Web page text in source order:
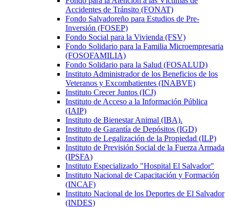
Accidentes de Tránsito (FONAT)
Fondo Salvadoreño para Estudios de Pre-
Inversión (FOSEP)
Fondo Social para la Vivienda (FSV)
Fondo Solidario para la Familia Microempresaria
(FOSOFAMILIA)
Fondo Solidario para la Salud (FOSALUD)
Instituto Administrador de los Beneficios de los
Veteranos y Excombatientes (INABVE)
Instituto Crecer Juntos (ICJ)
Instituto de Acceso a la Información Pública
(IAIP)
Instituto de Bienestar Animal (IBA).
Instituto de Garantía de Depósitos (IGD)
Instituto de Legalización de la Propiedad (ILP)
Instituto de Previsión Social de la Fuerza Armada
(IPSFA)
Instituto Especializado "Hospital El Salvador"
Instituto Nacional de Capacitación y Formación
(INCAF)
Instituto Nacional de los Deportes de El Salvador
(INDES)